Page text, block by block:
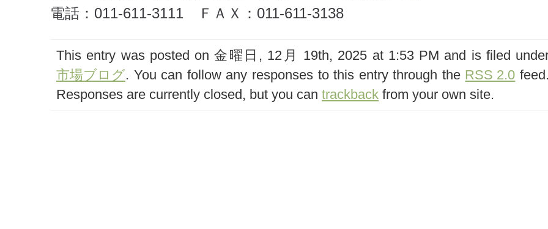
電話：011-611-3111 ＦＡＸ：011-611-3138
This entry was posted on 金曜日, 12月 19th, 2025 at 1:53 PM and is filed
市場ブログ. You can follow any responses to this entry through the RSS 2.0
Responses are currently closed, but you can trackback from your own site.